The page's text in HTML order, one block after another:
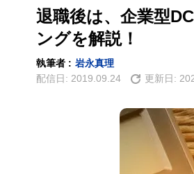
退職後は、企業型
ングを解説！
執筆者 : 岩永真理
配信日: 2019.09.24 更新日: